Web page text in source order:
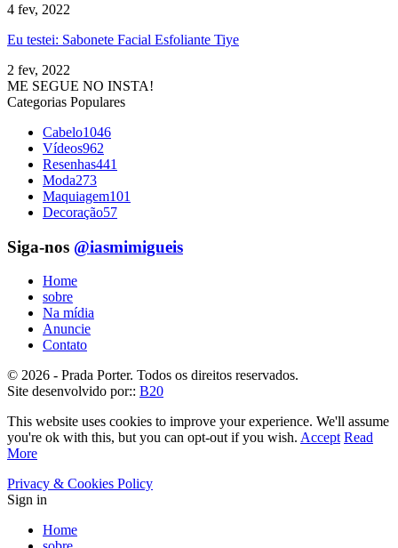
4 fev, 2022
Eu testei: Sabonete Facial Esfoliante Tiye
2 fev, 2022
ME SEGUE NO INSTA!
Categorias Populares
Cabelo1046
Vídeos962
Resenhas441
Moda273
Maquiagem101
Decoração57
Siga-nos @iasmimigueis
Home
sobre
Na mídia
Anuncie
Contato
© 2026 - Prada Porter. Todos os direitos reservados.
Site desenvolvido por:: B20
This website uses cookies to improve your experience. We'll assume
you're ok with this, but you can opt-out if you wish. Accept Read
More
Privacy & Cookies Policy
Sign in
Home